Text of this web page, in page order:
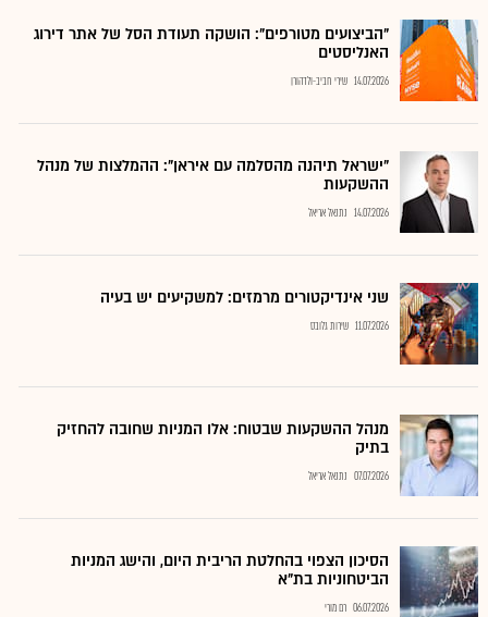
"הביצועים מטורפים": הושקה תעודת הסל של אתר דירוג
האנליסטים
14.07.2026 שירי חביב-ולדהורן
"ישראל תיהנה מהסלמה עם איראן": ההמלצות של מנהל
ההשקעות
14.07.2026 נתנאל אריאל
שני אינדיקטורים מרמזים: למשקיעים יש בעיה
11.07.2026 שירות גלובס
מנהל ההשקעות שבטוח: אלו המניות שחובה להחזיק
בתיק
07.07.2026 נתנאל אריאל
הסיכון הצפוי בהחלטת הריבית היום, והישג המניות
הביטחוניות בת"א
06.07.2026 רם מורי